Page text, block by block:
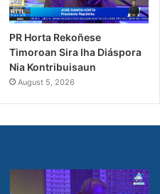
PR Horta Rekoñese
Timoroan Sira Iha Diáspora
Nia Kontribuisaun
August 5, 2026